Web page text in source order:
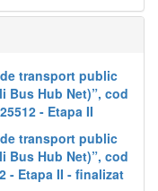
transport public
Bus Hub Net)”, cod
- Etapa II
transport public
Bus Hub Net)”, cod
- Etapa II - finalizat